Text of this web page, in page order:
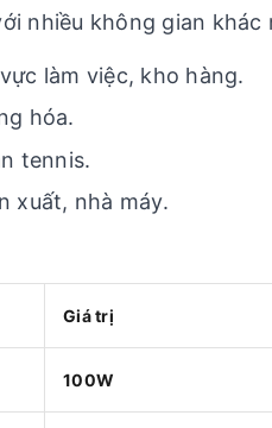
nhiều không gian khác
làm việc, kho hàng.
hóa.
tennis.
xuất, nhà máy.
Giá trị
100W